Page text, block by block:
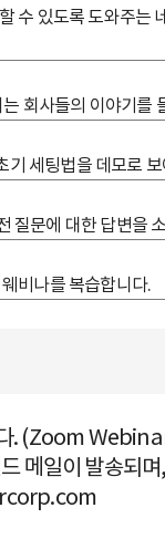
수 있도록 도와주는
회사들의 이야기를
세팅법을 데모로
질문에 대한 답변을
비나를 복습합니다.
. (Zoom
메일이 발송되